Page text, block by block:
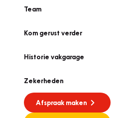
Team
Kom gerust verder
Historie vakgarage
Zekerheden
Afspraak maken